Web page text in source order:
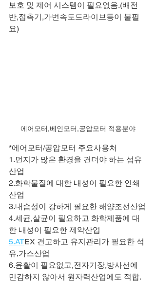
보호 및 제어 시스템이 필요없음.(배전
반,접촉기,가변속도드라이브등이 불필
요)
에어모터,베인모터,공압모터 적용분야
*에어모터/공압모터 주요사용처
1.먼지가 많은 환경을 견뎌야 하는 섬유
산업
2.화학물질에 대한 내성이 필요한 인쇄
산업
3.내습성이 강하게 필요한 해양조선산업
4.세균,살균이 필요하고 화학제품에 대
한 내성이 필요한 제약산업
5.ATEX 견고하고 유지관리가 필요한 석
유,가스산업
6.윤활이 필요없고,전자기장,방사선에
민감하지 않아서 원자력산업에도 적합.